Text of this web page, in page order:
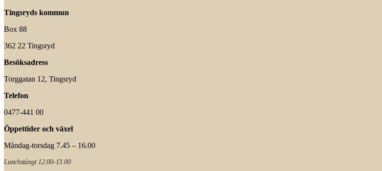
Tingsryds kommun
Box 88
362 22 Tingsryd
Besöksadress
Torggatan 12, Tingsryd
Telefon
0477-441 00
Öppettider och växel
Måndag-torsdag 7.45 – 16.00
Lunchstängt 12.00-13.00